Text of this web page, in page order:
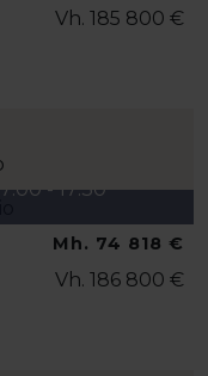
Vh. 185 800 €
- 17:30
Mh. 74 818 €
Vh. 186 800 €